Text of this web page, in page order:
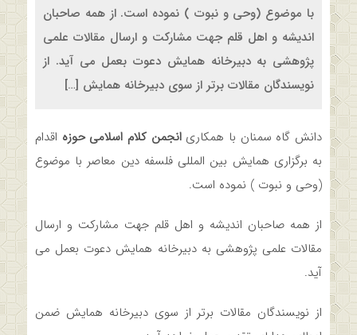
با موضوع (وحی و نبوت ) نموده است. از همه صاحبان
اندیشه و اهل قلم جهت مشارکت و ارسال مقالات علمی
پژوهشی به دبیرخانه همایش دعوت بعمل می آید. از
نویسندگان مقالات برتر از سوی دبیرخانه همایش […]
دانش گاه سمنان با همکاریانجمن کلام اسلامی حوزه اقدام
به برگزاری همایش بین المللی فلسفه دین معاصر با موضوع
(وحی و نبوت ) نموده است.
از همه صاحبان اندیشه و اهل قلم جهت مشارکت و ارسال
مقالات علمی پژوهشی به دبیرخانه همایش دعوت بعمل می
آید.
از نویسندگان مقالات برتر از سوی دبیرخانه همایش ضمن